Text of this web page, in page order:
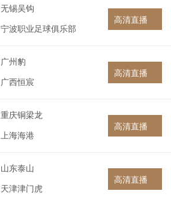
无锡吴钩
宁波职业足球俱乐部
高清直播
广州豹
广西恒宸
高清直播
重庆铜梁龙
上海海港
高清直播
山东泰山
天津津门虎
高清直播